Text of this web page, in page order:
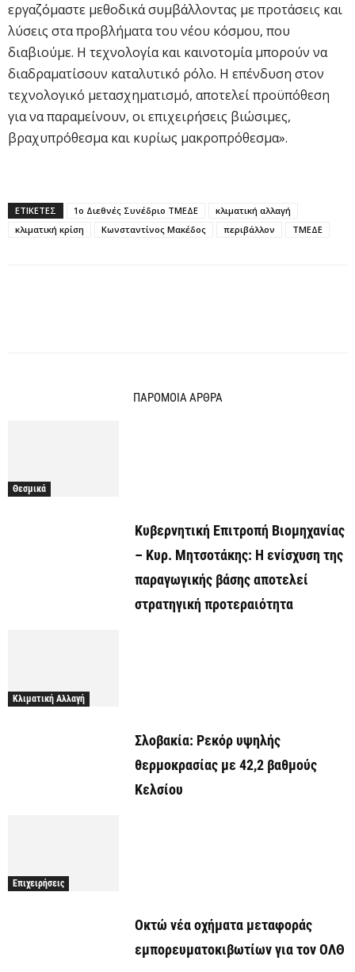
εργαζόμαστε μεθοδικά συμβάλλοντας με προτάσεις και
λύσεις στα προβλήματα του νέου κόσμου, που
διαβιούμε. Η τεχνολογία και καινοτομία μπορούν να
διαδραματίσουν καταλυτικό ρόλο. Η επένδυση στον
τεχνολογικό μετασχηματισμό, αποτελεί προϋπόθεση
για να παραμείνουν, οι επιχειρήσεις βιώσιμες,
βραχυπρόθεσμα και κυρίως μακροπρόθεσμα».
ΕΤΙΚΕΤΕΣ 1ο Διεθνές Συνέδριο ΤΜΕΔΕ
κλιματική αλλαγή
κλιματική κρίση
Κωνσταντίνος Μακέδος περιβάλλον ΤΜΕΔΕ
ΠΑΡΟΜΟΙΑ ΑΡΘΡΑ
Θεσμικά
Κυβερνητική Επιτροπή Βιομηχανίας
– Κυρ. Μητσοτάκης: Η ενίσχυση της
παραγωγικής βάσης αποτελεί
στρατηγική προτεραιότητα
Κλιματική Αλλαγή
Σλοβακία: Ρεκόρ υψηλής
θερμοκρασίας με 42,2 βαθμούς
Κελσίου
Επιχειρήσεις
Οκτώ νέα οχήματα μεταφοράς
εμπορευματοκιβωτίων για τον ΟΛΘ